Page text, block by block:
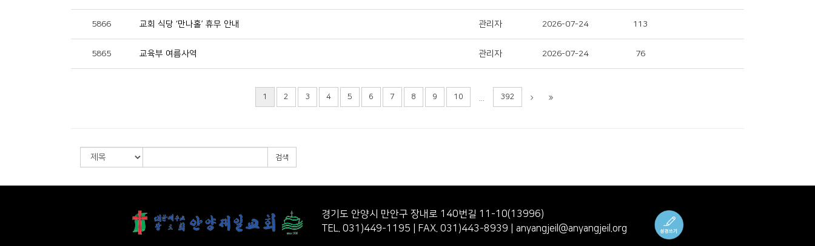
5866 교회 식당 ‘만나홀’ 휴무 안내 관리자 2026-07-24 113
5865 교육부 여름사역 관리자 2026-07-24 76
1 2 3 4 5 6 7 8 9 10 392
검색
경기도 안양시 만안구 장내로 140번길 11-10(13996)
TEL. 031)449-1195 | FAX. 031)443-8939 | anyangjeil@anyangjeil.org